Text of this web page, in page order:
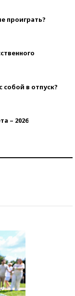
проиграть?
в отпуск?
– 2026